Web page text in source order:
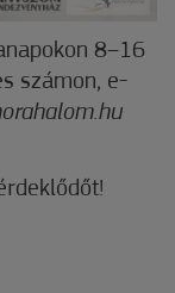
8–16
számon, e-